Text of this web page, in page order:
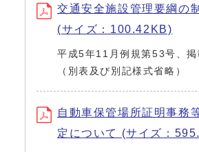
交通安全施設管理要綱の
(サイズ：100.42KB)
平成5年11月例規第53号、
（別表及び別記様式省略）
自動車保管場所証明事務
定について (サイズ：